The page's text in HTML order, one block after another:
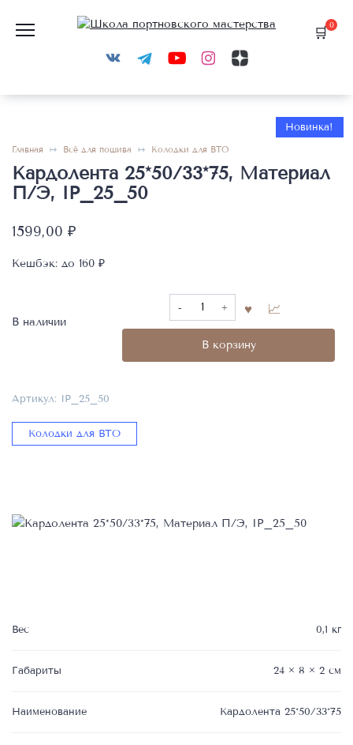
содержанию
0
Новинка!
Главная Всё для пошива Колодки для ВТО
Кардолента 25*50/33*75, Материал
П/Э, IP_25_50
1599,00 ₽
Кешбэк: до 160 ₽
В наличии
Количество
товара
25*50/33*75,
В корзину
Артикул: IP_25_50
Колодки для ВТО
Вес 0,1 кг
Габариты 24 × 8 × 2 см
Наименование Кардолента 25*50/33*75